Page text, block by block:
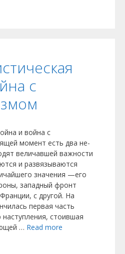
с
и война с
момент есть два не-
величавшей важности
и развязываются
значения —его
западный фронт
с другой. На
первая часть
наступления, стоившая
… Read more